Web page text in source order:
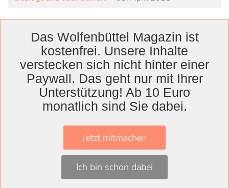
WolfenbüttelLandkreis
WolfenbüttelLessingtheaterAusstellung
Herzog August Bibliothek Nachhaltigkeit
KunstKunstvereinMuseumFestival
Braunschweigische LandschaftHAB
80 Jahre KriegsendeLiteratur
SchöppenstedtUmweltschutz
SchladenStadtradelnFahrradfahren
Das Wolfenbüttel Magazin ist
kostenfrei. Unsere Inhalte
verstecken sich nicht hinter einer
Paywall. Das geht nur mit Ihrer
Unterstützung! Ab 10 Euro
monatlich sind Sie dabei.
Jetzt mitmachen
Ich bin schon dabei